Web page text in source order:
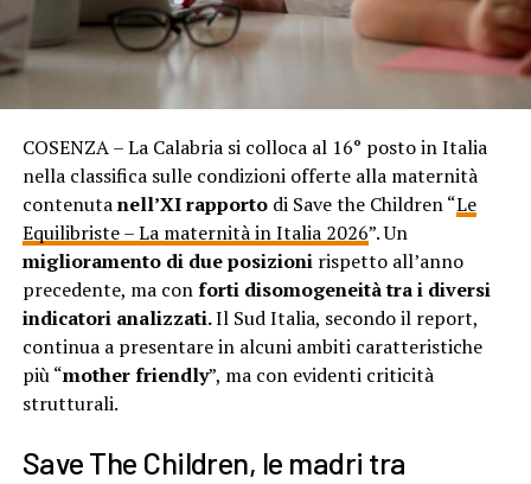
COSENZA – La Calabria si colloca al 16° posto in Italia
nella classifica sulle condizioni offerte alla maternità
contenutanell’XI rapportodi Save the Children “Le
Equilibriste – La maternità in Italia 2026”. Un
miglioramento di due posizionirispetto all’anno
precedente, ma conforti disomogeneità tra i diversi
indicatori analizzati.Il Sud Italia, secondo il report,
continua a presentare in alcuni ambiti caratteristiche
più “mother friendly”, ma con evidenti criticità
strutturali.
Save The Children, le madri tra